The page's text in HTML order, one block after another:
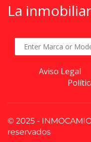
La
Aviso Legal
© 2025 -
reservados